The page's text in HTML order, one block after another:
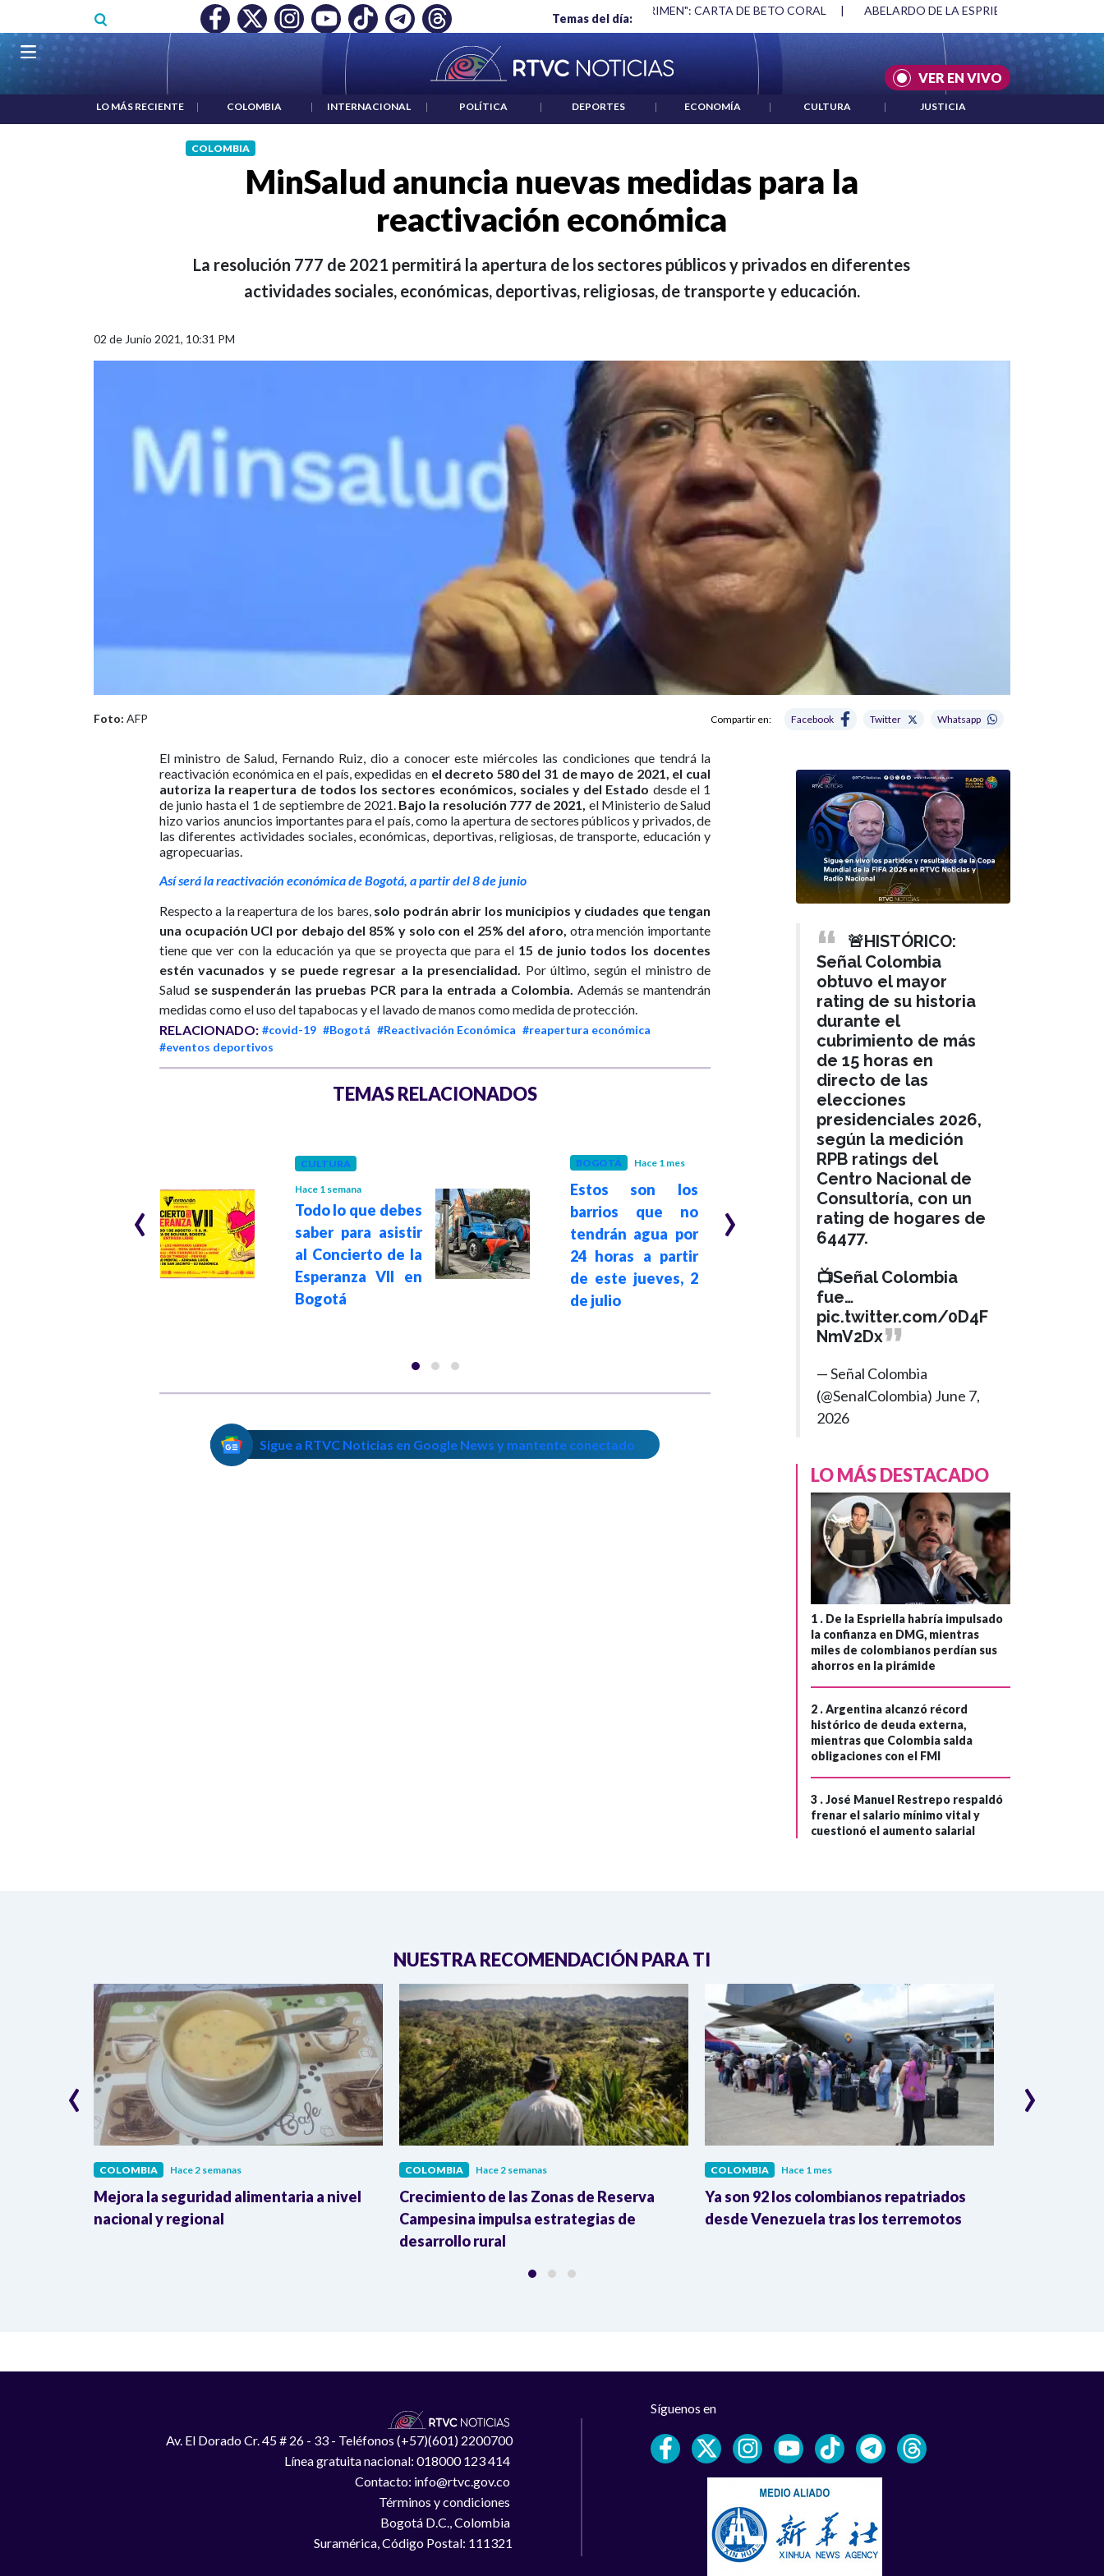
Temas del día:
MÍNIMO NO DESTRUYÓ EMPLEO: JP MORGAN | "HABLAR NO ES UN CRIMEN": CARTA DE BETO CORAL ABELARDO DE LA ESPRIELLA Y DMG | ACUERDOS ENTRE ESTADOS UNIDOS E
VER EN VIVO
Navegación principal
LO MÁS RECIENTE | COLOMBIA | INTERNACIONAL | POLÍTICA | DEPORTES | ECONOMÍA | CULTURA | JUSTICIA
COLOMBIA
MinSalud anuncia nuevas medidas para la
reactivación económica
La resolución 777 de 2021 permitirá la apertura de los sectores públicos y privados en diferentes
actividades sociales, económicas, deportivas, religiosas, de transporte y educación.
02 de Junio 2021, 10:31 PM
Foto: AFP Compartir en: Facebook Twitter Whatsapp
El ministro de Salud, Fernando Ruiz, dio a conocer este miércoles las condiciones que tendrá la
reactivación económica en el país, expedidas en el decreto 580 del 31 de mayo de 2021, el cual
autoriza la reapertura de todos los sectores económicos, sociales y del Estado desde el 1
de junio hasta el 1 de septiembre de 2021. Bajo la resolución 777 de 2021, el Ministerio de Salud
hizo varios anuncios importantes para el país, como la apertura de sectores públicos y privados, de
las diferentes actividades sociales, económicas, deportivas, religiosas, de transporte, educación y
agropecuarias.
Así será la reactivación económica de Bogotá, a partir del 8 de junio
Respecto a la reapertura de los bares, solo podrán abrir los municipios y ciudades que tengan
una ocupación UCI por debajo del 85% y solo con el 25% del aforo, otra mención importante
tiene que ver con la educación ya que se proyecta que para el 15 de junio todos los docentes
estén vacunados y se puede regresar a la presencialidad. Por último, según el ministro de
Salud se suspenderán las pruebas PCR para la entrada a Colombia. Además se mantendrán
medidas como el uso del tapabocas y el lavado de manos como medida de protección.
RELACIONADO: #covid-19 #Bogotá #Reactivación Económica #reapertura económica
#eventos deportivos
TEMAS RELACIONADOS
Bogotá por
segunda vuelta
CULTURA
Hace 1 semana
Todo lo que debes
saber para asistir
al Concierto de la
Esperanza VII en
Bogotá
BOGOTÁ Hace 1 mes
Estos son los
barrios que no
tendrán agua por
24 horas a partir
de este jueves, 2
de julio
BOGOTÁ Hace 1 mes
Así será el Pico y
Placa regional que
regirá este lunes
para el ingreso a
Bogotá
‹ ›
Sigue a RTVC Noticias en Google News y mantente conectado
🚨HISTÓRICO:
Señal Colombia
obtuvo el mayor
rating de su historia
durante el
cubrimiento de más
de 15 horas en
directo de las
elecciones
presidenciales 2026,
según la medición
RPB ratings del
Centro Nacional de
Consultoría, con un
rating de hogares de
64477.
📺Señal Colombia
fue…
pic.twitter.com/0D4F
NmV2Dx
— Señal Colombia
(@SenalColombia) June 7,
2026
LO MÁS DESTACADO
1 . De la Espriella habría impulsado
la confianza en DMG, mientras
miles de colombianos perdían sus
ahorros en la pirámide
2 .Argentina alcanzó récord
histórico de deuda externa,
mientras que Colombia salda
obligaciones con el FMI
3 .José Manuel Restrepo respaldó
frenar el salario mínimo vital y
cuestionó el aumento salarial
NUESTRA RECOMENDACIÓN PARA TI
COLOMBIA Hace 2 semanas
Mejora la seguridad alimentaria a nivel
nacional y regional
COLOMBIA Hace 2 semanas
Crecimiento de las Zonas de Reserva
Campesina impulsa estrategias de
desarrollo rural
COLOMBIA Hace 1 mes
Ya son 92 los colombianos repatriados
desde Venezuela tras los terremotos
‹ ›
Av. El Dorado Cr. 45 # 26 - 33 - Teléfonos (+57)(601) 2200700
Línea gratuita nacional: 018000 123 414
Contacto: info@rtvc.gov.co
Términos y condiciones
Bogotá D.C., Colombia
Suramérica, Código Postal: 111321
Síguenos en